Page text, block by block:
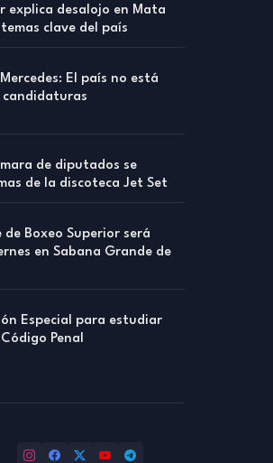
explica desalojo en Mata
clave del país
El país no está
de diputados se
de la discoteca Jet Set
Boxeo Superior será
en Sabana Grande de
Especial para estudiar
Penal